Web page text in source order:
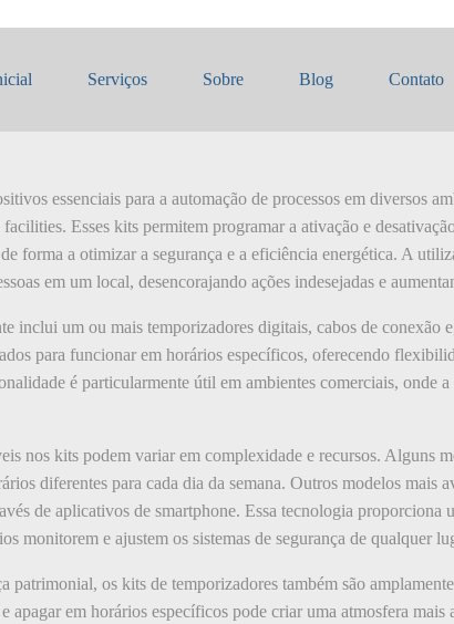
Serviços Sobre Blog Contato
essenciais para a automação de processos em diversos
Esses kits permitem programar a ativação e
forma a otimizar a segurança e a eficiência energética. A
em um local, desencorajando ações indesejadas e
inclui um ou mais temporizadores digitais, cabos de conexão
para funcionar em horários específicos, oferecendo
é particularmente útil em ambientes comerciais, onde a
nos kits podem variar em complexidade e recursos. Alguns
diferentes para cada dia da semana. Outros modelos mais
de aplicativos de smartphone. Essa tecnologia proporciona
monitorem e ajustem os sistemas de segurança de qualquer
patrimonial, os kits de temporizadores também são
apagar em horários específicos pode criar uma atmosfera mais